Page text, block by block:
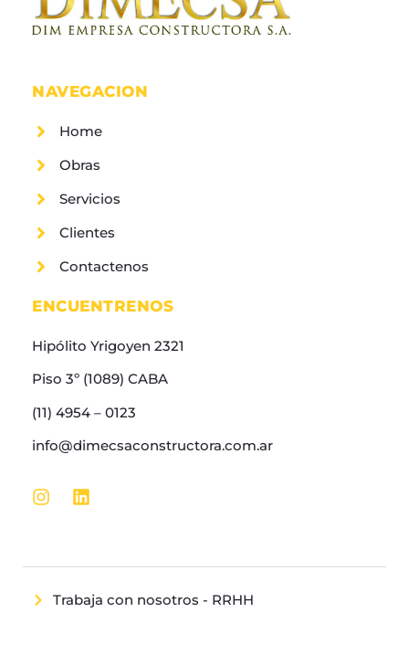
NAVEGACION
Home
Obras
Servicios
Clientes
Contactenos
ENCUENTRENOS
Hipólito Yrigoyen 2321
Piso 3º (1089) CABA
(11) 4954 – 0123
info@dimecsaconstructora.com.ar
Trabaja con nosotros - RRHH